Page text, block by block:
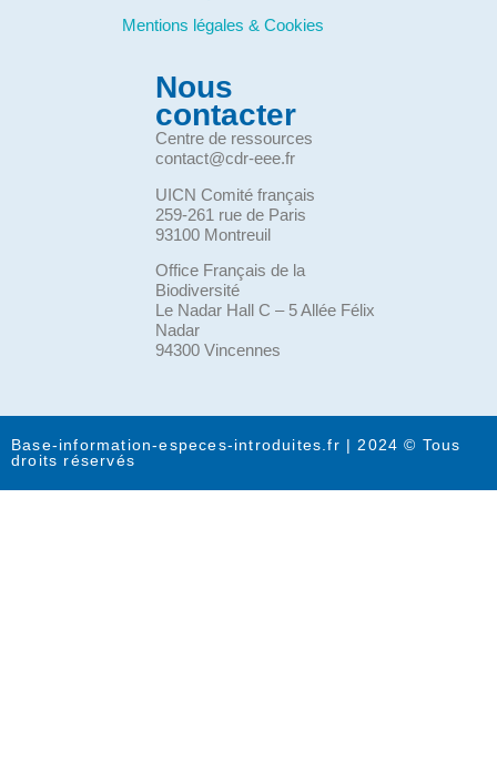
Mentions légales & Cookies
Nous
contacter
Centre de ressources
contact@cdr-eee.fr
UICN Comité français
259-261 rue de Paris
93100 Montreuil
Office Français de la
Biodiversité
Le Nadar Hall C – 5 Allée Félix
Nadar
94300 Vincennes
Base-information-especes-introduites.fr | 2024 © Tous
droits réservés